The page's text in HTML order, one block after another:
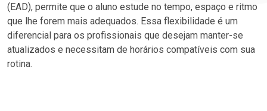
(EAD), permite que o aluno estude no tempo, espaço e ritmo
que lhe forem mais adequados. Essa flexibilidade é um
diferencial para os profissionais que desejam manter-se
atualizados e necessitam de horários compatíveis com sua
rotina.